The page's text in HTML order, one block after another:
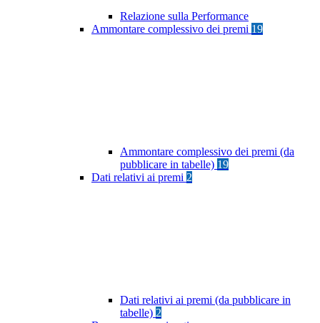
Relazione sulla Performance
Ammontare complessivo dei premi 19
Ammontare complessivo dei premi (da
pubblicare in tabelle) 19
Dati relativi ai premi 2
Dati relativi ai premi (da pubblicare in
tabelle) 2